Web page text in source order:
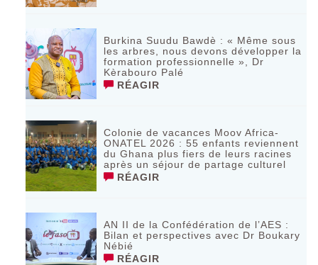
Burkina Suudu Bawdè : « Même sous
les arbres, nous devons développer la
formation professionnelle », Dr
Kèrabouro Palé
RÉAGIR
Colonie de vacances Moov Africa-
ONATEL 2026 : 55 enfants reviennent
du Ghana plus fiers de leurs racines
après un séjour de partage culturel
RÉAGIR
AN II de la Confédération de l’AES :
Bilan et perspectives avec Dr Boukary
Nébié
RÉAGIR